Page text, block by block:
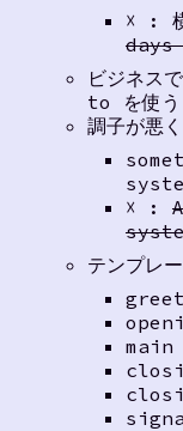
☓ :
ビジネス
to を使う
調子が悪
☓ :
テンプレ
main